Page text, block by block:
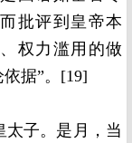
批评到皇帝本
权力滥用的做
据”。[19]
太子。是月，当